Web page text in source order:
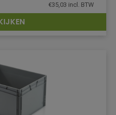
DETAILS
€35,03 incl. BTW